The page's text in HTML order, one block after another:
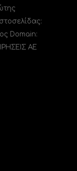
Domain:
ΑΕ